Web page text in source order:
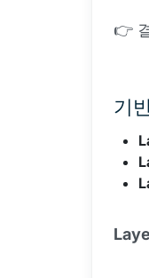
👉
기